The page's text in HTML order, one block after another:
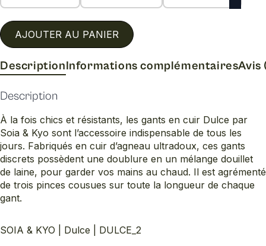
AJOUTER AU PANIER
DescriptionInformations complémentairesAvis
Description
À la fois chics et résistants, les gants en cuir Dulce par
Soia & Kyo sont l’accessoire indispensable de tous les
jours. Fabriqués en cuir d’agneau ultradoux, ces gants
discrets possèdent une doublure en un mélange douillet
de laine, pour garder vos mains au chaud. Il est agrémenté
de trois pinces cousues sur toute la longueur de chaque
gant.
SOIA & KYO | Dulce | DULCE_2